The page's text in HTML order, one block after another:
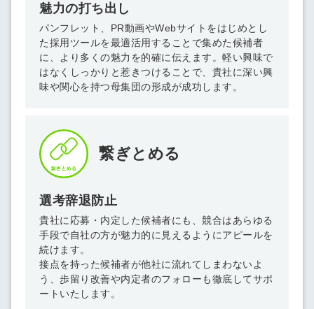
魅力の打ち出し
パンフレット、PR動画やWebサイトをはじめとし
た採用ツールを最適活用することで集めた候補者
に、より多くの魅力を的確に伝えます。軽い興味で
はなくしっかりと惹きつけることで、貴社に深い興
味や関心を持つ母集団の形成が成功します。
繋ぎとめる
選考辞退防止
貴社に応募・内定した候補者にも、競合はあらゆる
手段で自社の方が魅力的に見えるようにアピールを
続けます。
接点を持った候補者が他社に流れてしまわないよ
う、歩留り改善や内定者のフォローも徹底してサポ
ートいたします。
をご利用する
簡単10秒！無料会員登録